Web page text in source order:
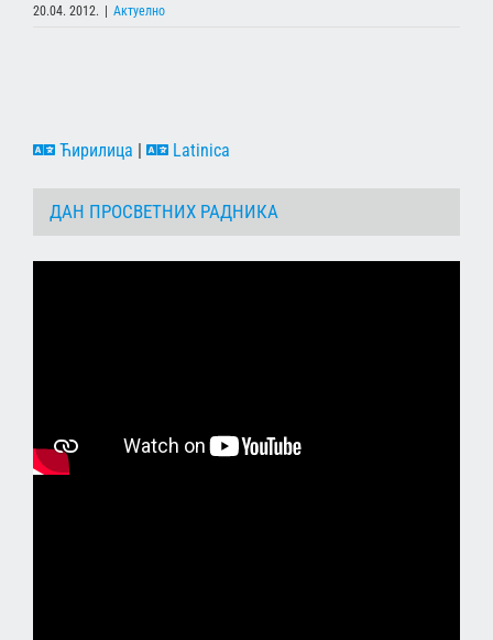
20.04. 2012. | Актуелно
Ћирилица | Latinica
ДАН ПРОСВЕТНИХ РАДНИКА